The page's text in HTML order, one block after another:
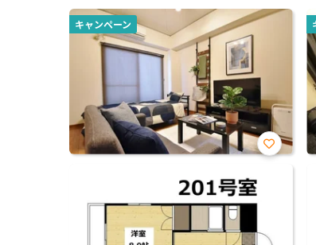
キャンペーン
お気